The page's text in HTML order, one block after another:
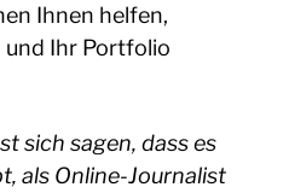
Ihnen helfen,
und Ihr Portfolio
sich sagen, dass es
als Online-Journalist